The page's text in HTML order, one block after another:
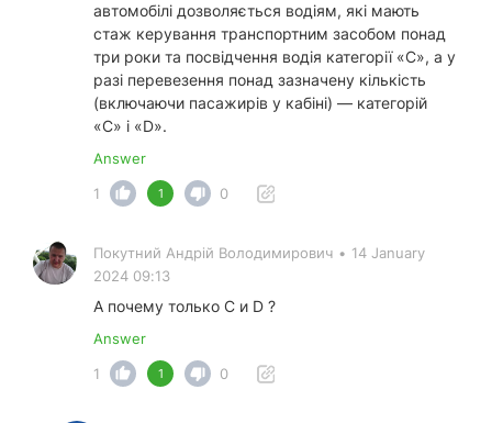
автомобілі дозволяється водіям, які мають
стаж керування транспортним засобом понад
три роки та посвідчення водія категорії «C», а у
разі перевезення понад зазначену кількість
(включаючи пасажирів у кабіні) — категорій
«C» і «D».
Answer
1
1 0
Покутний Андрiй Володимирович • 14 January
2024 09:13
А почему только С и D ?
Answer
1
1 0